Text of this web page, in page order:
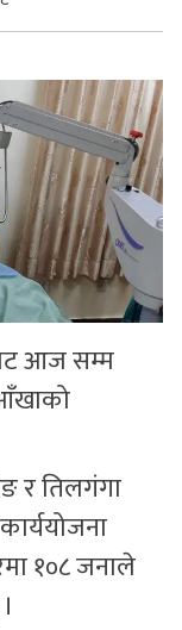
आज सम्म
र तिलगंगा
१०८ जनाले